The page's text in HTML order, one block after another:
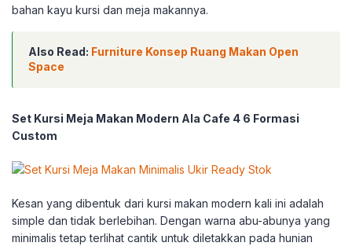
bahan kayu kursi dan meja makannya.
Also Read: Furniture Konsep Ruang Makan Open
Space
Set Kursi Meja Makan Modern Ala Cafe 4 6 Formasi
Custom
Kesan yang dibentuk dari kursi makan modern kali ini adalah
simple dan tidak berlebihan. Dengan warna abu-abunya yang
minimalis tetap terlihat cantik untuk diletakkan pada hunian